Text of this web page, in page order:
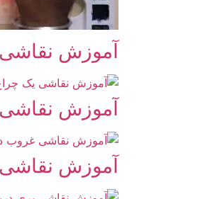
آموزش نقاشی
آموزش نقاشی
آموزش